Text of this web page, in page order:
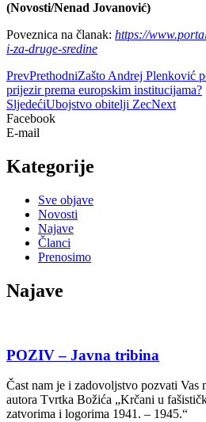
(Novosti/Nenad Jovanović)
Poveznica na članak: https://
i-za-druge-sredine
PrevPrethodniZašto Andrej Plenković
prijezir prema europskim institucijama?
SljedećiUbojstvo obitelji ZecNext
Facebook
E-mail
Kategorije
Sve objave
Novosti
Najave
Članci
Prenosimo
Najave
POZIV – Javna tribina
Čast nam je i zadovoljstvo pozvati Vas
autora Tvrtka Božića „Krčani u
zatvorima i logorima 1941. – 1945.“